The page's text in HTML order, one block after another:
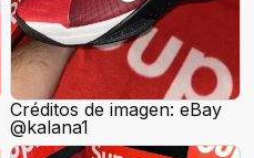
Créditos de imagen: eBay
@kalana1